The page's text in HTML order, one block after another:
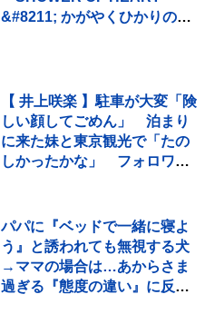
&#8211; かがやくひかりのプ
【 井上咲楽 】駐車が大変「険
しい顔してごめん」 泊まり
に来た妹と東京観光で「たの
しかったかな」 フォロワー
パパに『ベッドで一緒に寝よ
う』と誘われても無視する犬
→ママの場合は…あからさま
過ぎる『態度の違い』に反響